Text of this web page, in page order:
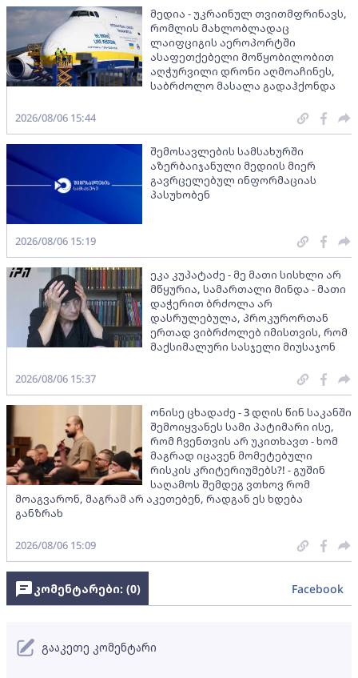
მედია - უკრაინულ თვითმფრინავს,
რომლის მახლობლადაც
ლაიფციგის აეროპორტში
ასაფეთქებელი მოწყობილობით
აღჭურვილი დრონი აღმოაჩინეს,
საბრძოლო მასალა გადაჰქონდა
2026/08/06 15:44
შემოსავლების სამსახურში
აზერბაიჯანული მედიის მიერ
გავრცელებულ ინფორმაციას
პასუხობენ
2026/08/06 15:19
ეკა კუპატაძე - მე მათი სისხლი არ
მწყურია, სამართალი მინდა - მათი
დაჭერით ბრძოლა არ
დასრულებულა, პროკურორთან
ერთად ვიბრძოლებ იმისთვის, რომ
მაქსიმალური სასჯელი მიუსაჯონ
2026/08/06 15:37
ონისე ცხადაძე - 3 დღის წინ საკანში
შემოიყვანეს სამი პატიმარი ისე,
რომ ჩვენთვის არ უკითხავთ - ხომ
მაგრად იცავენ მომეტებული
რისკის კრიტერიუმებს?! - გუშინ
საღამოს შემდეგ ვთხოვ რომ
მოაგვარონ, მაგრამ არ აკეთებენ, რადგან ეს ხდება
განზრახ
2026/08/06 15:09
კომენტარები: (0) Facebook
გააკეთე კომენტარი